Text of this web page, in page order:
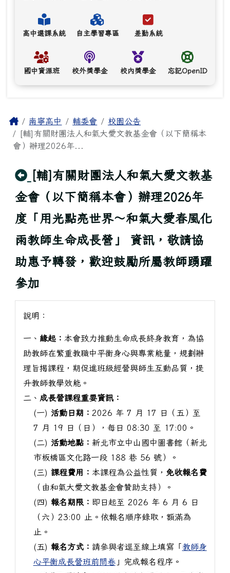
高中選課系統 自主學習專區 差勤系統
國中資源班 校外獎學金 校內獎學金 忘記OpenID
主內容區域
Home南寧高中 輔委會
校園公告
[輔]有關財團法人和氣大愛文教基金會（以下簡稱本
會）辦理2026年...
回上頁
[輔]有關財團法人和氣大愛文教基
金會（以下簡稱本會）辦理2026年
度「用光點亮世界～和氣大愛春風化
雨教師生命成長營」 資訊，敬請協
助惠予轉發，歡迎鼓勵所屬教師踴躍
參加
說明：
一、 緣起： 本會致力推動生命成長終身教育，為協
助教師在繁重教職中平衡身心與專業能量，規劃辦
理旨揭課程，期促進班級經營與師生互動品質，提
升教師教學效能。
二、 成長營課程重要資訊：
(一) 活動日期： 2026 年 7 月 17 日（五）至
7 月 19 日（日），每日 08:30 至 17:00。
(二) 活動地點： 新北市立中山國中圖書館（新北
市板橋區文化路一段 188 巷 56 號）。
(三) 課程費用： 本課程為公益性質， 免收報名費
（由和氣大愛文教基金會贊助支持）。
(四) 報名期限： 即日起至 2026 年 6 月 6 日
（六）23:00 止。依報名順序錄取，額滿為
止。
(五) 報名方式： 請參與者逕至線上填寫「 教師身
心平衡成長營班前問卷」完成報名程序。